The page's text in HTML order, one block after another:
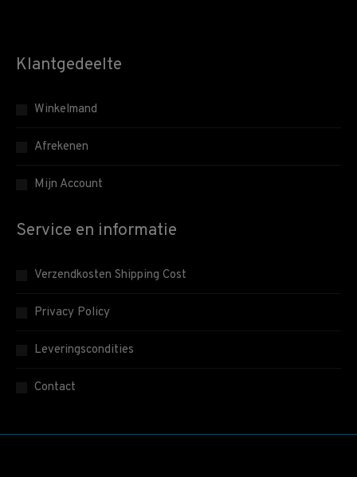
Klantgedeelte
Winkelmand
Afrekenen
Mijn Account
Service en informatie
Verzendkosten Shipping Cost
Privacy Policy
Leveringscondities
Contact